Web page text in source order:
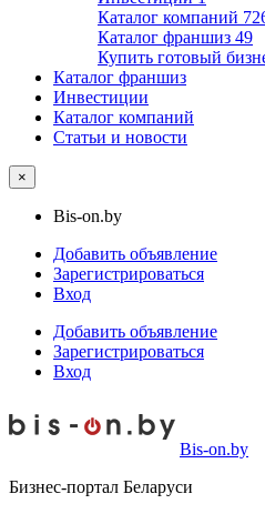
Каталог компаний
Каталог франшиз 49
Купить готовый
Каталог франшиз
Инвестиции
Каталог компаний
Статьи и новости
×
Bis-on.by
Добавить объявление
Зарегистрироваться
Вход
Добавить объявление
Зарегистрироваться
Вход
Bis-on.by
Бизнес-портал Беларуси